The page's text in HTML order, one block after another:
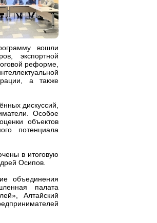
вошли
экспортной
реформе,
а также
дискуссий,
Особое
объектов
потенциала
в итоговую
Осипов.
объединения
палата
Алтайский